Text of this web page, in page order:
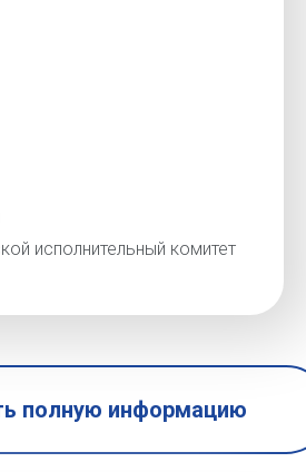
исполнительный комитет
полную информацию